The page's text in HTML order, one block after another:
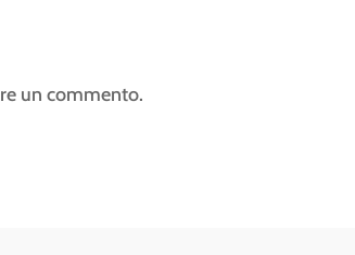
un commento.